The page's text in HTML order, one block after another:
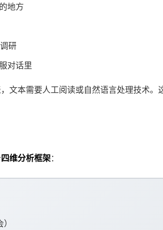
地方
研
对话里
文本需要人工阅读或自然语言处理技术。
四维分析框架：